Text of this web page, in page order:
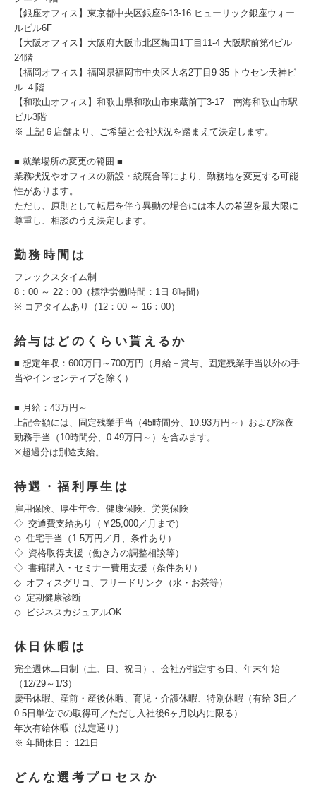
【銀座オフィス】東京都中央区銀座6-13-16 ヒューリック銀座ウォー
ルビル6F
【大阪オフィス】大阪府大阪市北区梅田1丁目11-4 大阪駅前第4ビル
24階
【福岡オフィス】福岡県福岡市中央区大名2丁目9-35 トウセン天神ビ
ル ４階
【和歌山オフィス】和歌山県和歌山市東蔵前丁3-17 南海和歌山市駅
ビル3階
※ 上記６店舗より、ご希望と会社状況を踏まえて決定します。
■ 就業場所の変更の範囲 ■
業務状況やオフィスの新設・統廃合等により、勤務地を変更する可能
性があります。
ただし、原則として転居を伴う異動の場合には本人の希望を最大限に
尊重し、相談のうえ決定します。
勤務時間は
フレックスタイム制
8：00 ～ 22：00（標準労働時間：1日 8時間）
※ コアタイムあり（12：00 ～ 16：00）
給与はどのくらい貰えるか
■ 想定年収：600万円～700万円（月給＋賞与、固定残業手当以外の手
当やインセンティブを除く）
■ 月給：43万円～
上記金額には、固定残業手当（45時間分、10.93万円～）および深夜
勤務手当（10時間分、0.49万円～）を含みます。
※超過分は別途支給。
待遇・福利厚生は
雇用保険、厚生年金、健康保険、労災保険
◇ 交通費支給あり（￥25,000／月まで）
◇ 住宅手当（1.5万円／月、条件あり）
◇ 資格取得支援（働き方の調整相談等）
◇ 書籍購入・セミナー費用支援（条件あり）
◇ オフィスグリコ、フリードリンク（水・お茶等）
◇ 定期健康診断
◇ ビジネスカジュアルOK
休日休暇は
完全週休二日制（土、日、祝日）、会社が指定する日、年末年始
（12/29～1/3）
慶弔休暇、産前・産後休暇、育児・介護休暇、特別休暇（有給 3日／
0.5日単位での取得可／ただし入社後6ヶ月以内に限る）
年次有給休暇（法定通り）
※ 年間休日： 121日
どんな選考プロセスか